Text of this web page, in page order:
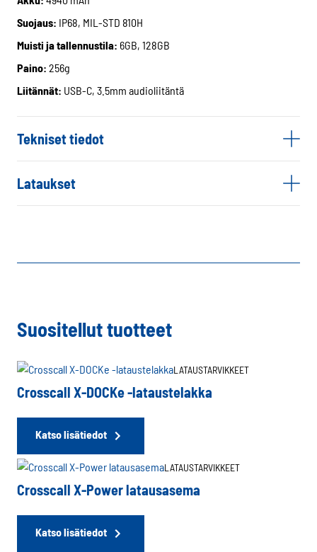
Suojaus: IP68, MIL-STD 810H
Muisti ja tallennustila: 6GB, 128GB
Paino: 256g
Liitännät: USB-C, 3.5mm audioliitäntä
Tekniset tiedot
Lataukset
Suositellut tuotteet
LATAUSTARVIKKEET
Crosscall X-DOCKe -lataustelakka
Katso lisätiedot
LATAUSTARVIKKEET
Crosscall X-Power latausasema
Katso lisätiedot